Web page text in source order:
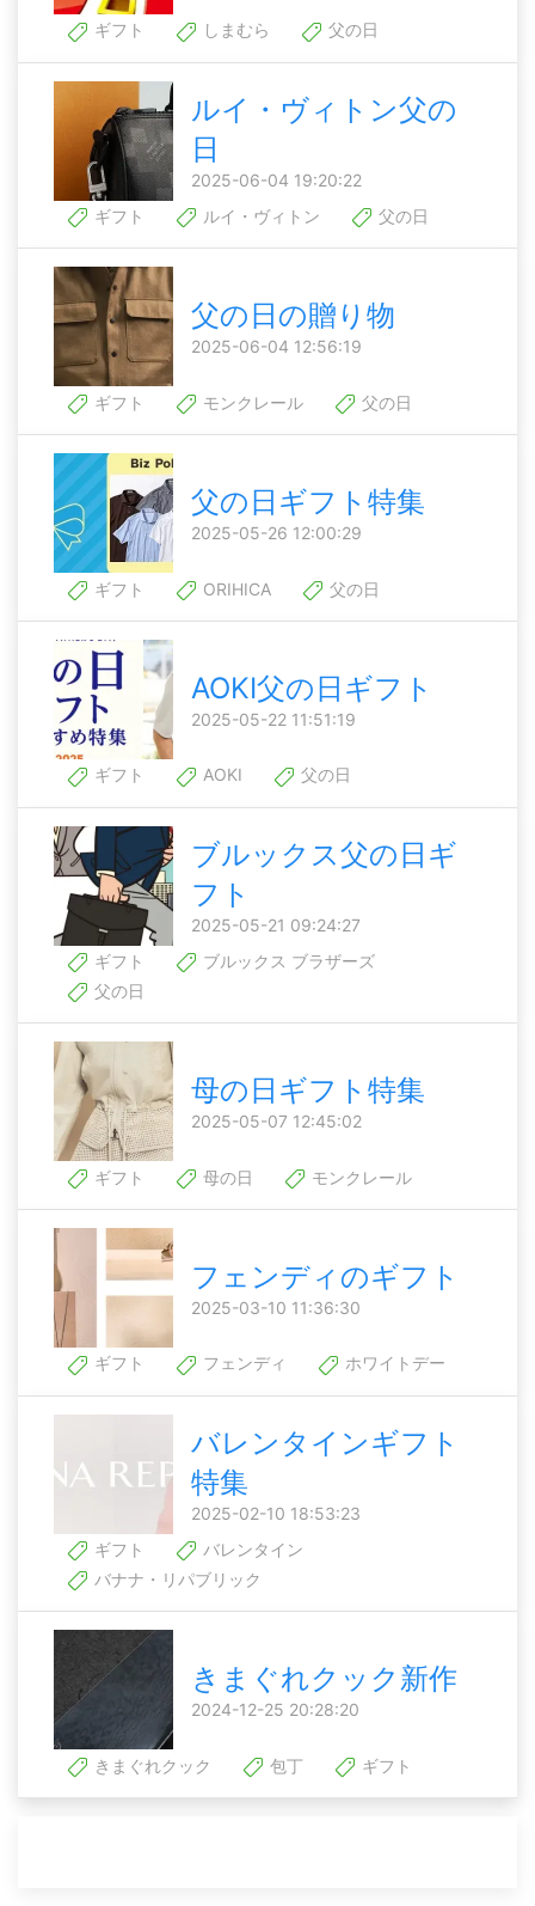
ギフト しまむら 父の日
ルイ・ヴィトン父の
日
2025-06-04 19:20:22
ギフト
ルイ・ヴィトン 父の日
父の日の贈り物
2025-06-04 12:56:19
ギフト モンクレール 父の日
父の日ギフト特集
2025-05-26 12:00:29
ギフト ORIHICA 父の日
AOKI父の日ギフト
2025-05-22 11:51:19
ギフト AOKI 父の日
ブルックス父の日ギ
フト
2025-05-21 09:24:27
ギフト
ブルックス ブラザーズ
父の日
母の日ギフト特集
2025-05-07 12:45:02
ギフト 母の日 モンクレール
フェンディのギフト
2025-03-10 11:36:30
ギフト フェンディ ホワイトデー
バレンタインギフト
特集
2025-02-10 18:53:23
ギフト
バレンタイン
バナナ・リパブリック
きまぐれクック新作
2024-12-25 20:28:20
きまぐれクック 包丁 ギフト